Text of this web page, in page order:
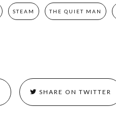
STEAM THE QUIET MAN
SHARE ON TWITTER